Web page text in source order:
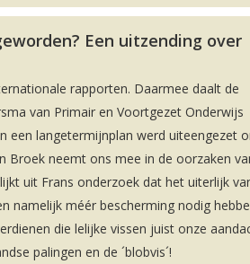
Een uitzending over
rapporten. Daarmee daalt de
van Primair en Voortgezet Onderwijs
een langetermijnplan werd uiteengezet
Broek neemt ons mee in de oorzaken
uit Frans onderzoek dat het uiterlijk
namelijk méér bescherming nodig
die lelijke vissen juist onze
palingen en de ´blobvis´!